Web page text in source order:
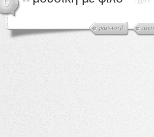
0
password